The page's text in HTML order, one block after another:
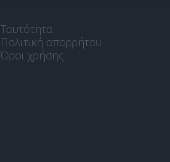
Ταυτότητα
Πολιτική απορρήτου
Όροι χρήσης